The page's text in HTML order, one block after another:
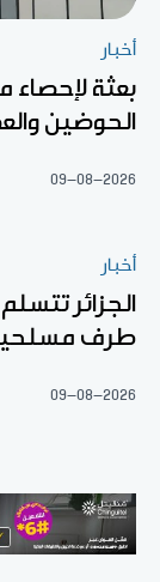
أخبار
بعثة لإحصاء
الحوضين
09-08-2026
أخبار
الجزائر
طرف
09-08-2026